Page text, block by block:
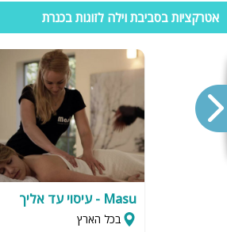
אטרקציות בסביבת וילה לזוגות בכנרת
Masu - עיסוי עד אליך
בכל הארץ